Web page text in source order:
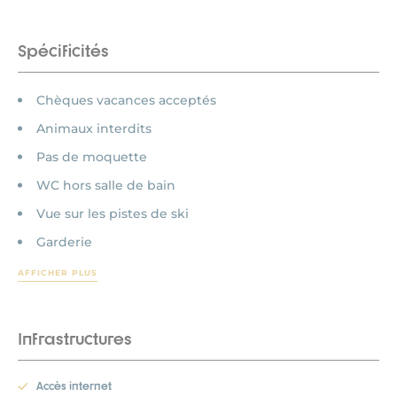
Spécificités
Chèques vacances acceptés
Animaux interdits
Pas de moquette
WC hors salle de bain
Vue sur les pistes de ski
Garderie
AFFICHER PLUS
Infrastructures
Accès internet